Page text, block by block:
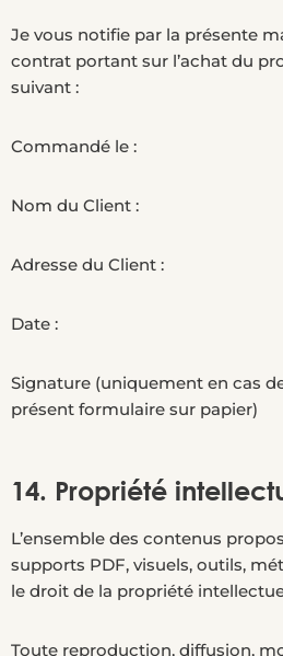
Je vous notifie par la présente
contrat portant sur l’achat du
suivant :
Commandé le :
Nom du Client :
Adresse du Client :
Date :
Signature (uniquement en cas
présent formulaire sur papier)
14. Propriété
L’ensemble des contenus
supports PDF, visuels, outils,
le droit de la propriété
Toute reproduction, diffusion,